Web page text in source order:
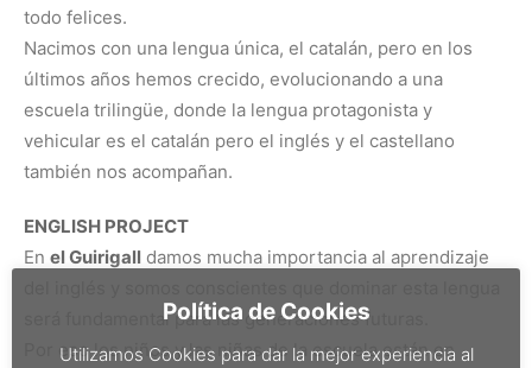
todo felices.
Nacimos con una lengua única, el catalán, pero en los
últimos años hemos crecido, evolucionando a una
escuela trilingüe, donde la lengua protagonista y
vehicular es el catalán pero el inglés y el castellano
también nos acompañan.
ENGLISH PROJECT
En el Guirigall damos mucha importancia al aprendizaje
será fundamental para las generaciones futuras.
Por eso los niños y las niñas de la escuela están en
Política de Cookies
Utilizamos Cookies para dar la mejor experiencia al